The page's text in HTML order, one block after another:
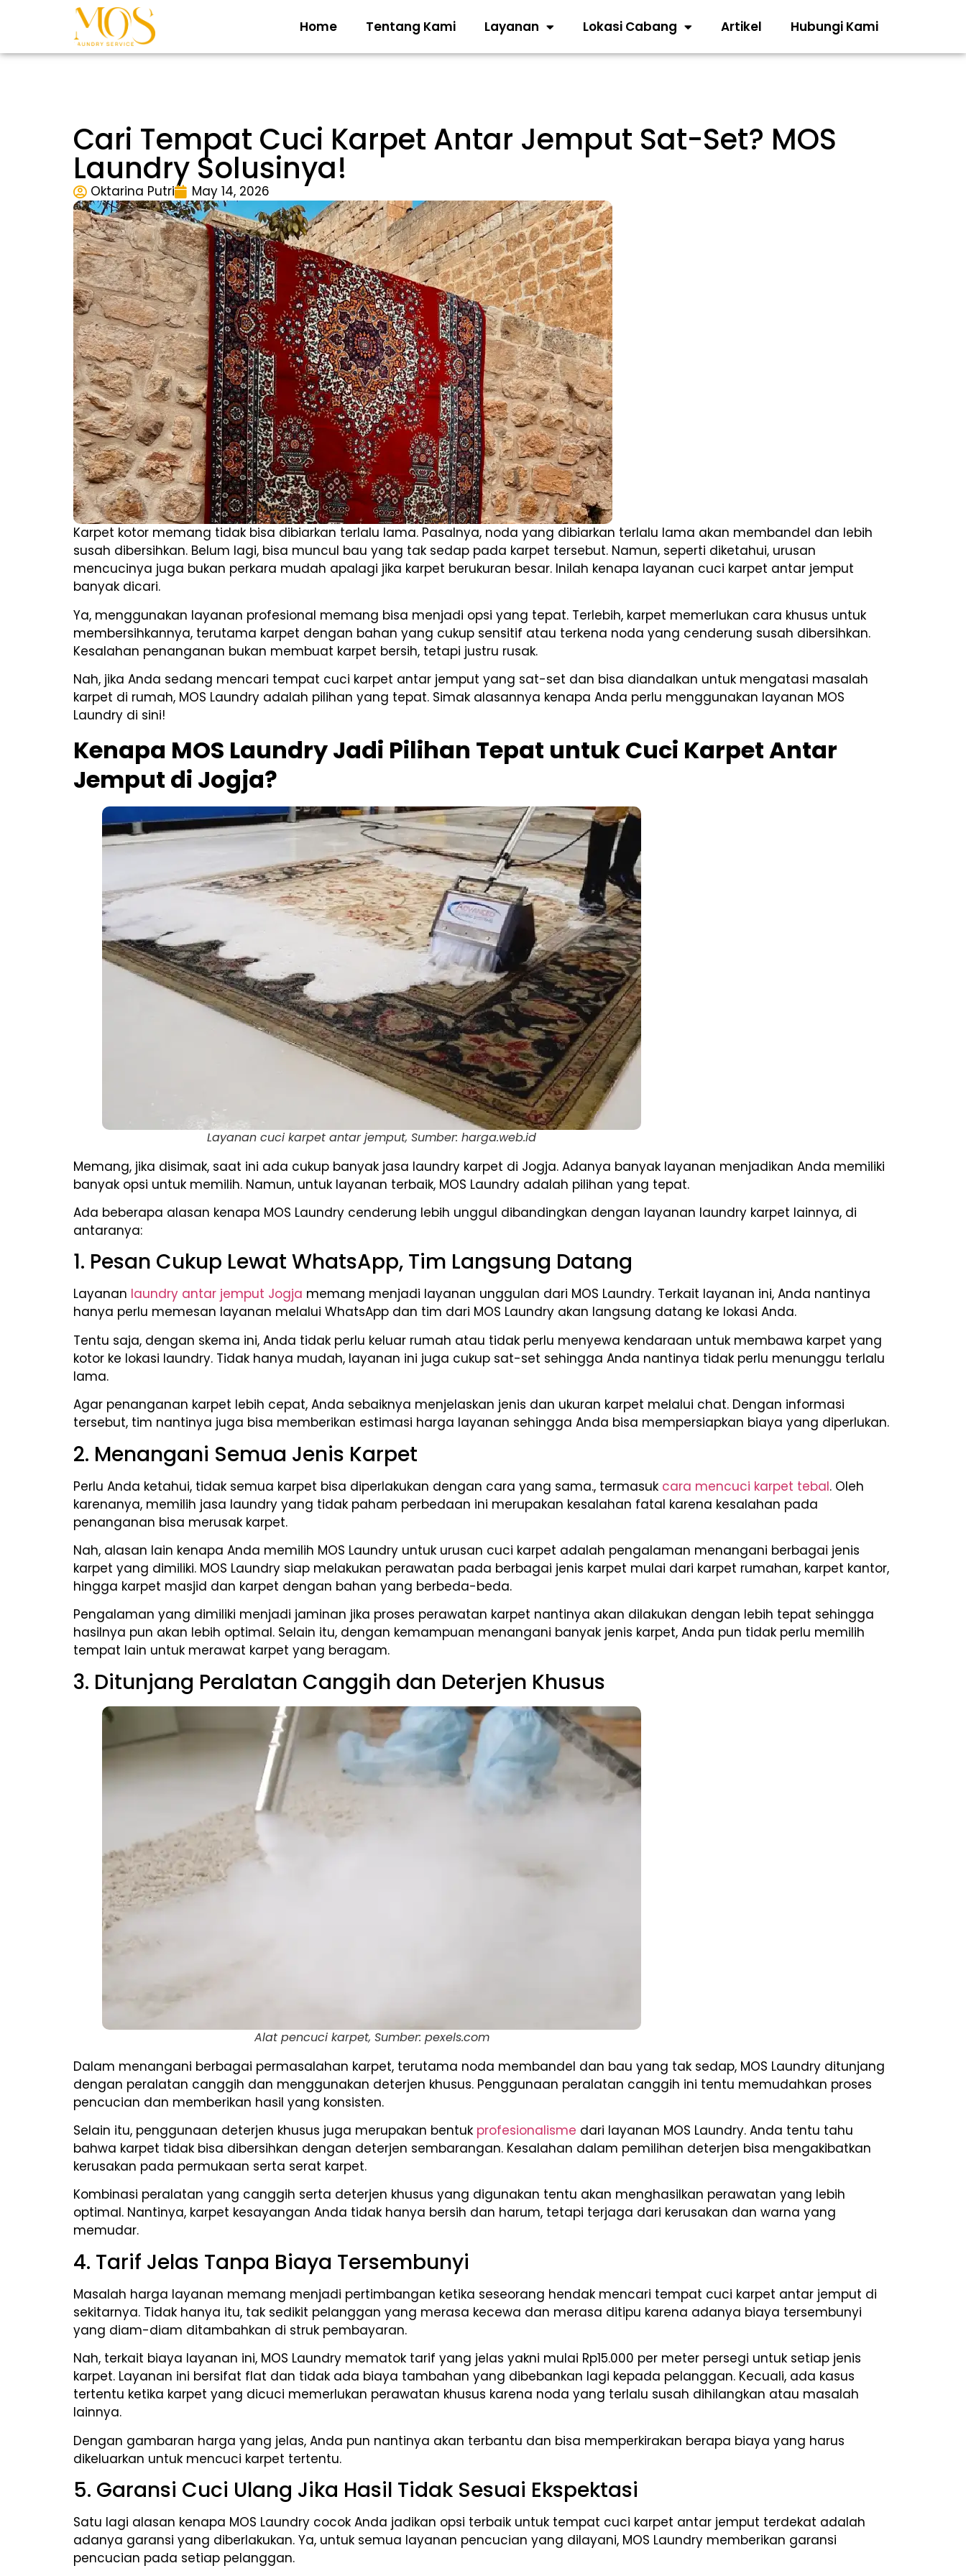
Home Tentang Kami Layanan Lokasi Cabang Artikel Hubungi Kami
Cari Tempat Cuci Karpet Antar Jemput Sat-Set? MOS
Laundry Solusinya!
Oktarina Putri May 14, 2026
Karpet kotor memang tidak bisa dibiarkan terlalu lama. Pasalnya, noda yang dibiarkan terlalu lama akan membandel dan lebih
susah dibersihkan. Belum lagi, bisa muncul bau yang tak sedap pada karpet tersebut. Namun, seperti diketahui, urusan
mencucinya juga bukan perkara mudah apalagi jika karpet berukuran besar. Inilah kenapa layanan cuci karpet antar jemput
banyak dicari.
Ya, menggunakan layanan profesional memang bisa menjadi opsi yang tepat. Terlebih, karpet memerlukan cara khusus untuk
membersihkannya, terutama karpet dengan bahan yang cukup sensitif atau terkena noda yang cenderung susah dibersihkan.
Kesalahan penanganan bukan membuat karpet bersih, tetapi justru rusak.
Nah, jika Anda sedang mencari tempat cuci karpet antar jemput yang sat-set dan bisa diandalkan untuk mengatasi masalah
karpet di rumah, MOS Laundry adalah pilihan yang tepat. Simak alasannya kenapa Anda perlu menggunakan layanan MOS
Laundry di sini!
Kenapa MOS Laundry Jadi Pilihan Tepat untuk Cuci Karpet Antar
Jemput di Jogja?
Layanan cuci karpet antar jemput, Sumber: harga.web.id
Memang, jika disimak, saat ini ada cukup banyak jasa laundry karpet di Jogja. Adanya banyak layanan menjadikan Anda memiliki
banyak opsi untuk memilih. Namun, untuk layanan terbaik, MOS Laundry adalah pilihan yang tepat.
Ada beberapa alasan kenapa MOS Laundry cenderung lebih unggul dibandingkan dengan layanan laundry karpet lainnya, di
antaranya:
1. Pesan Cukup Lewat WhatsApp, Tim Langsung Datang
Layanan laundry antar jemput Jogja memang menjadi layanan unggulan dari MOS Laundry. Terkait layanan ini, Anda nantinya
hanya perlu memesan layanan melalui WhatsApp dan tim dari MOS Laundry akan langsung datang ke lokasi Anda.
Tentu saja, dengan skema ini, Anda tidak perlu keluar rumah atau tidak perlu menyewa kendaraan untuk membawa karpet yang
kotor ke lokasi laundry. Tidak hanya mudah, layanan ini juga cukup sat-set sehingga Anda nantinya tidak perlu menunggu terlalu
lama.
Agar penanganan karpet lebih cepat, Anda sebaiknya menjelaskan jenis dan ukuran karpet melalui chat. Dengan informasi
tersebut, tim nantinya juga bisa memberikan estimasi harga layanan sehingga Anda bisa mempersiapkan biaya yang diperlukan.
2. Menangani Semua Jenis Karpet
Perlu Anda ketahui, tidak semua karpet bisa diperlakukan dengan cara yang sama., termasuk cara mencuci karpet tebal. Oleh
karenanya, memilih jasa laundry yang tidak paham perbedaan ini merupakan kesalahan fatal karena kesalahan pada
penanganan bisa merusak karpet.
Nah, alasan lain kenapa Anda memilih MOS Laundry untuk urusan cuci karpet adalah pengalaman menangani berbagai jenis
karpet yang dimiliki. MOS Laundry siap melakukan perawatan pada berbagai jenis karpet mulai dari karpet rumahan, karpet kantor,
hingga karpet masjid dan karpet dengan bahan yang berbeda-beda.
Pengalaman yang dimiliki menjadi jaminan jika proses perawatan karpet nantinya akan dilakukan dengan lebih tepat sehingga
hasilnya pun akan lebih optimal. Selain itu, dengan kemampuan menangani banyak jenis karpet, Anda pun tidak perlu memilih
tempat lain untuk merawat karpet yang beragam.
3. Ditunjang Peralatan Canggih dan Deterjen Khusus
Alat pencuci karpet, Sumber: pexels.com
Dalam menangani berbagai permasalahan karpet, terutama noda membandel dan bau yang tak sedap, MOS Laundry ditunjang
dengan peralatan canggih dan menggunakan deterjen khusus. Penggunaan peralatan canggih ini tentu memudahkan proses
pencucian dan memberikan hasil yang konsisten.
Selain itu, penggunaan deterjen khusus juga merupakan bentuk profesionalisme dari layanan MOS Laundry. Anda tentu tahu
bahwa karpet tidak bisa dibersihkan dengan deterjen sembarangan. Kesalahan dalam pemilihan deterjen bisa mengakibatkan
kerusakan pada permukaan serta serat karpet.
Kombinasi peralatan yang canggih serta deterjen khusus yang digunakan tentu akan menghasilkan perawatan yang lebih
optimal. Nantinya, karpet kesayangan Anda tidak hanya bersih dan harum, tetapi terjaga dari kerusakan dan warna yang
memudar.
4. Tarif Jelas Tanpa Biaya Tersembunyi
Masalah harga layanan memang menjadi pertimbangan ketika seseorang hendak mencari tempat cuci karpet antar jemput di
sekitarnya. Tidak hanya itu, tak sedikit pelanggan yang merasa kecewa dan merasa ditipu karena adanya biaya tersembunyi
yang diam-diam ditambahkan di struk pembayaran.
Nah, terkait biaya layanan ini, MOS Laundry mematok tarif yang jelas yakni mulai Rp15.000 per meter persegi untuk setiap jenis
karpet. Layanan ini bersifat flat dan tidak ada biaya tambahan yang dibebankan lagi kepada pelanggan. Kecuali, ada kasus
tertentu ketika karpet yang dicuci memerlukan perawatan khusus karena noda yang terlalu susah dihilangkan atau masalah
lainnya.
Dengan gambaran harga yang jelas, Anda pun nantinya akan terbantu dan bisa memperkirakan berapa biaya yang harus
dikeluarkan untuk mencuci karpet tertentu.
5. Garansi Cuci Ulang Jika Hasil Tidak Sesuai Ekspektasi
Satu lagi alasan kenapa MOS Laundry cocok Anda jadikan opsi terbaik untuk tempat cuci karpet antar jemput terdekat adalah
adanya garansi yang diberlakukan. Ya, untuk semua layanan pencucian yang dilayani, MOS Laundry memberikan garansi
pencucian pada setiap pelanggan.